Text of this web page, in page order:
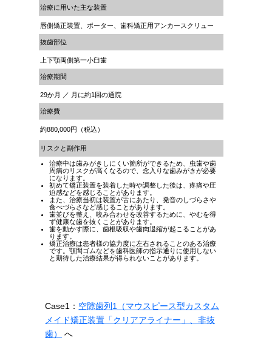
治療に用いた主な装置
唇側矯正装置、ポーター、歯科矯正用アンカースクリュー
抜歯部位
上下顎両側第一小臼歯
治療期間
29か月 ／ 月に約1回の通院
治療費
約880,000円（税込）
リスクと副作用
治療中は歯みがきしにくい箇所ができるため、虫歯や歯
周病のリスクが高くなるので、念入りな歯みがきが必要
になります。
初めて矯正装置を装着した時や調整した後は、疼痛や圧
迫感などを感じることがあります。
また、治療当初は装置が舌にあたり、発音のしづらさや
食べづらさなど感じることがあります。
歯並びを整え、咬み合わせを改善するために、やむを得
ず健康な歯を抜くことがあります。
歯を動かす際に、歯根吸収や歯肉退縮が起こることがあ
ります。
矯正治療は患者様の協力度に左右されることのある治療
です。顎間ゴムなどを歯科医師の指示通りに使用しない
と期待した治療結果が得られないことがあります。
Case1： 空隙歯列1（マウスピース型カスタム
メイド矯正装置「クリアアライナー」
、非抜
歯）
へ